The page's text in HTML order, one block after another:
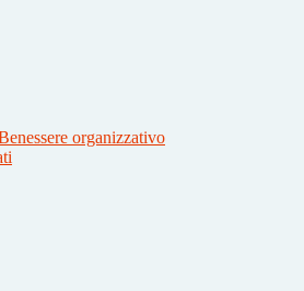
organizzativo